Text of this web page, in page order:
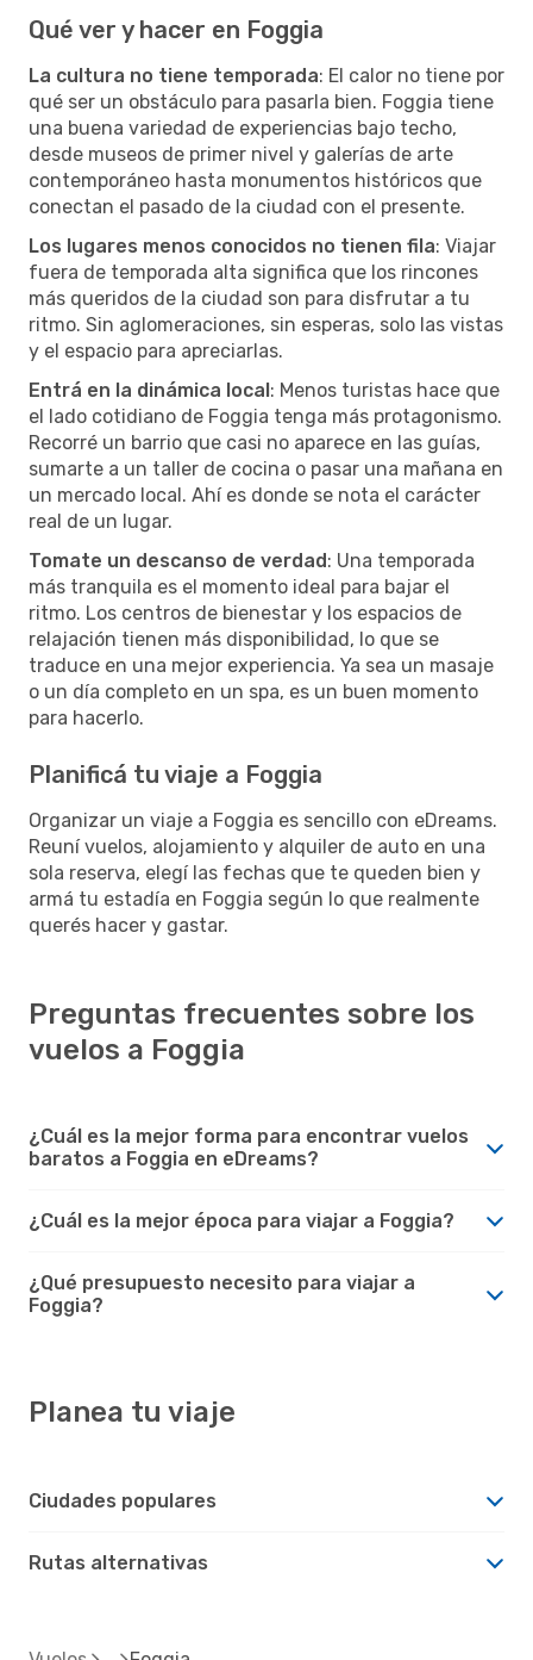
Qué ver y hacer en Foggia
La cultura no tiene temporada: El calor no tiene por
qué ser un obstáculo para pasarla bien. Foggia tiene
una buena variedad de experiencias bajo techo,
desde museos de primer nivel y galerías de arte
contemporáneo hasta monumentos históricos que
conectan el pasado de la ciudad con el presente.
Los lugares menos conocidos no tienen fila: Viajar
fuera de temporada alta significa que los rincones
más queridos de la ciudad son para disfrutar a tu
ritmo. Sin aglomeraciones, sin esperas, solo las vistas
y el espacio para apreciarlas.
Entrá en la dinámica local: Menos turistas hace que
el lado cotidiano de Foggia tenga más protagonismo.
Recorré un barrio que casi no aparece en las guías,
sumarte a un taller de cocina o pasar una mañana en
un mercado local. Ahí es donde se nota el carácter
real de un lugar.
Tomate un descanso de verdad: Una temporada
más tranquila es el momento ideal para bajar el
ritmo. Los centros de bienestar y los espacios de
relajación tienen más disponibilidad, lo que se
traduce en una mejor experiencia. Ya sea un masaje
o un día completo en un spa, es un buen momento
para hacerlo.
Planificá tu viaje a Foggia
Organizar un viaje a Foggia es sencillo con eDreams.
Reuní vuelos, alojamiento y alquiler de auto en una
sola reserva, elegí las fechas que te queden bien y
armá tu estadía en Foggia según lo que realmente
querés hacer y gastar.
Preguntas frecuentes sobre los
vuelos a Foggia
¿Cuál es la mejor forma para encontrar vuelos
baratos a Foggia en eDreams?
¿Cuál es la mejor época para viajar a Foggia?
¿Qué presupuesto necesito para viajar a
Foggia?
Planea tu viaje
Ciudades populares
Rutas alternativas